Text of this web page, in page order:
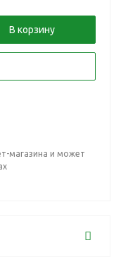
В корзину
магазина и может